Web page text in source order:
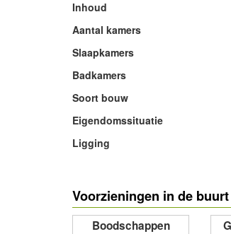
Inhoud
Aantal kamers
Slaapkamers
Badkamers
Soort bouw
Eigendomssituatie
Ligging
Voorzieningen in de buurt
Boodschappen